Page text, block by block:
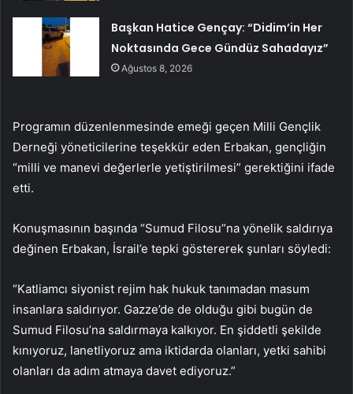
Başkan Hatice Gençay: “Didim’in Her
Noktasında Gece Gündüz Sahadayız”
Ağustos 8, 2026
Programın düzenlenmesinde emeği geçen Milli Gençlik
Derneği yöneticilerine teşekkür eden Erbakan, gençliğin
“milli ve manevi değerlerle yetiştirilmesi” gerektiğini ifade
etti.
Konuşmasının başında “Sumud Filosu”na yönelik saldırıya
değinen Erbakan, İsrail’e tepki göstererek şunları söyledi:
“Katliamcı siyonist rejim hak hukuk tanımadan masum
insanlara saldırıyor. Gazze’de de olduğu gibi bugün de
Sumud Filosu’na saldırmaya kalkıyor. En şiddetli şekilde
kınıyoruz, lanetliyoruz ama iktidarda olanları, yetki sahibi
olanları da adım atmaya davet ediyoruz.”